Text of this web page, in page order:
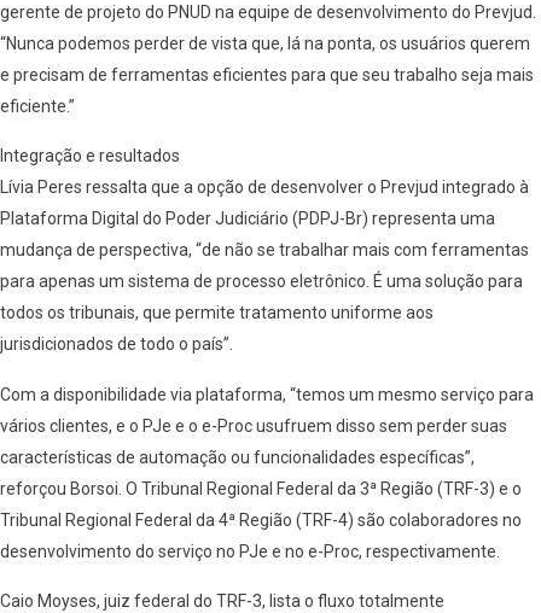
gerente de projeto do PNUD na equipe de desenvolvimento do Prevjud.
“Nunca podemos perder de vista que, lá na ponta, os usuários querem
e precisam de ferramentas eficientes para que seu trabalho seja mais
eficiente.”
Integração e resultados
Lívia Peres ressalta que a opção de desenvolver o Prevjud integrado à
Plataforma Digital do Poder Judiciário (PDPJ-Br) representa uma
mudança de perspectiva, “de não se trabalhar mais com ferramentas
para apenas um sistema de processo eletrônico. É uma solução para
todos os tribunais, que permite tratamento uniforme aos
jurisdicionados de todo o país”.
Com a disponibilidade via plataforma, “temos um mesmo serviço para
vários clientes, e o PJe e o e-Proc usufruem disso sem perder suas
características de automação ou funcionalidades específicas”,
reforçou Borsoi. O Tribunal Regional Federal da 3ª Região (TRF-3) e o
Tribunal Regional Federal da 4ª Região (TRF-4) são colaboradores no
desenvolvimento do serviço no PJe e no e-Proc, respectivamente.
Caio Moyses, juiz federal do TRF-3, lista o fluxo totalmente